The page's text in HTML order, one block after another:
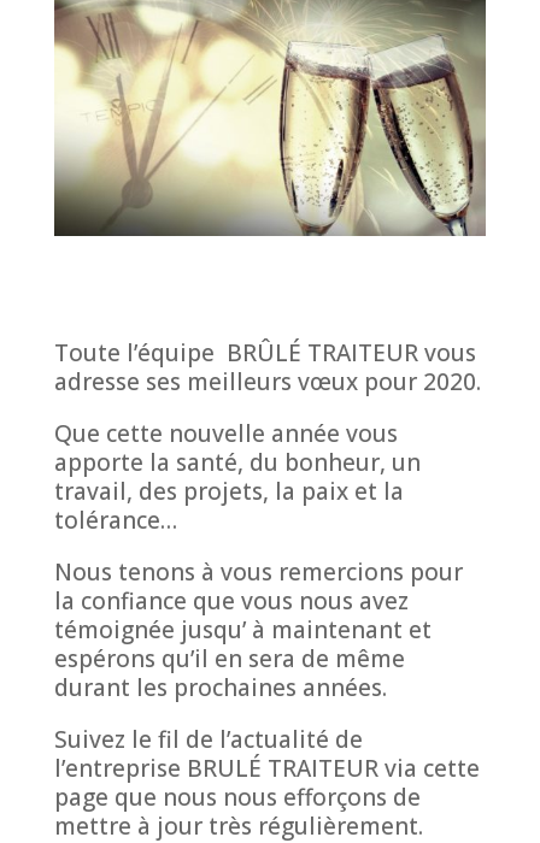
Toute l’équipe BRÛLÉ TRAITEUR vous
adresse ses meilleurs vœux pour 2020.
Que cette nouvelle année vous
apporte la santé, du bonheur, un
travail, des projets, la paix et la
tolérance…
Nous tenons à vous remercions pour
la confiance que vous nous avez
témoignée jusqu’ à maintenant et
espérons qu’il en sera de même
durant les prochaines années.
Suivez le fil de l’actualité de
l’entreprise BRULÉ TRAITEUR via cette
page que nous nous efforçons de
mettre à jour très régulièrement.